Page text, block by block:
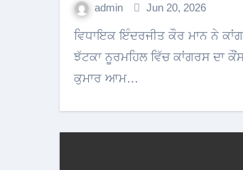
admin Jun 20, 2026
ਵਿਧਾਇਕ ਇੰਦਰਜੀਤ ਕੌਰ ਮਾਨ ਨੇ ਕਾਂਗਰਸ ਨੂੰ ਦਿੱਤੇ ਹੋਰ
ਝੱਟਕਾ ਨੂਰਮਹਿਲ ਵਿੱਚ ਕਾਂਗਰਸ ਦਾ
ਕੁਮਾਰ ਆਮ…